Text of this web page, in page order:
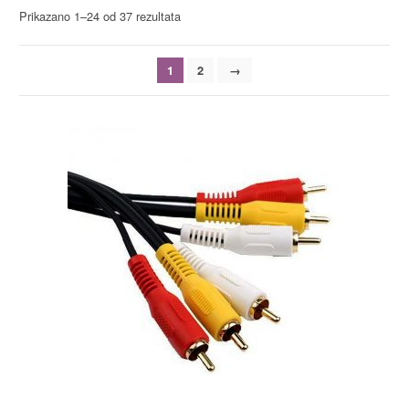
Prikazano 1–24 od 37 rezultata
1 2 →